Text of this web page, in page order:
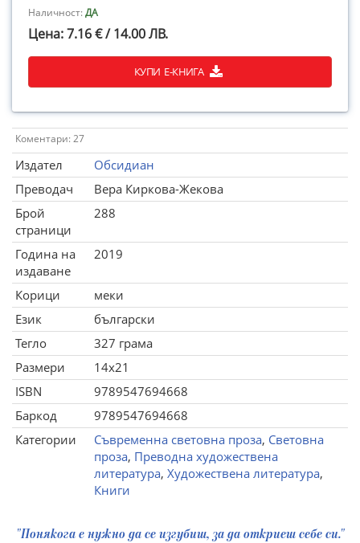
Наличност:ДА
Цена: 7.16 € / 14.00 ЛВ.
КУПИ Е-КНИГА
Коментари: 27
Издател
Обсидиан
Преводач
Вера Киркова-Жекова
Брой
страници
288
Година на
издаване
2019
Корици
меки
Език
български
Тегло
327 грама
Размери
14x21
ISBN
9789547694668
Баркод
9789547694668
Категории
Съвременна световна проза, Световна
проза, Преводна художествена
литература, Художествена литература,
Книги
"Понякога е нужно да се изгубиш, за да откриеш себе си."